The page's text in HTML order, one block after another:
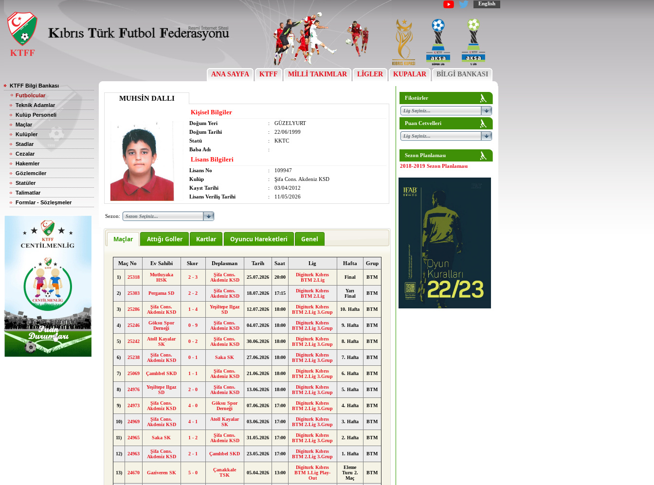
English
ANA SAYFA KTFF MİLLİ TAKIMLAR LİGLER KUPALAR BİLGİ BANKASI
KTFF Bilgi Bankası
Futbolcular
Teknik Adamlar
Kulüp Personeli
Maçlar
Kulüpler
Stadlar
Cezalar
Hakemler
Gözlemciler
Statüler
Talimatlar
Formlar - Sözleşmeler
MUHSİN DALLI
Kişisel Bilgiler
Doğum Yeri :
GÜZELYURT
Doğum Tarihi
:
22/06/1999
Statü
:
KKTC
Baba Adı
:
Lisans Bilgileri
Lisans No :
109947
Kulüp
:
Şifa Cons. Akdeniz KSD
Kayıt Tarihi
:
03/04/2012
Lisans Veriliş Tarihi
: 11/05/2026
Sezon:
Maçlar Attığı Goller Kartlar Oyuncu Hareketleri Genel
Maç No Ev Sahibi Skor Deplasman Tarih Saat Lig Hafta Grup
1) 25318
Mutluyaka
HSK
2 - 3
Şifa Cons.
Akdeniz KSD
25.07.2026 20:00
Digiturk Kıbrıs
BTM 2.Lig
Final BTM
2) 25303 Pergama SD 2 - 2
Şifa Cons.
Akdeniz KSD
18.07.2026 17:15
Digiturk Kıbrıs
BTM 2.Lig
Yarı
Final
BTM
3) 25286
Şifa Cons.
Akdeniz KSD
1 - 4
Yeşiltepe Ilgaz
SD
12.07.2026 18:00
Digiturk Kıbrıs
BTM 2.Lig 3.Grup
10. Hafta BTM
4) 25246
Göksu Spor
Derneği
0 - 9
Şifa Cons.
Akdeniz KSD
04.07.2026 18:00
Digiturk Kıbrıs
BTM 2.Lig 3.Grup
9. Hafta BTM
5) 25242
Atoll Kayalar
SK
0 - 2
Şifa Cons.
Akdeniz KSD
30.06.2026 18:00
Digiturk Kıbrıs
BTM 2.Lig 3.Grup
8. Hafta BTM
6) 25238
Şifa Cons.
Akdeniz KSD
0 - 1 Saka SK 27.06.2026 18:00
Digiturk Kıbrıs
BTM 2.Lig 3.Grup
7. Hafta BTM
7) 25069 Çamlıbel SKD 1 - 1
Şifa Cons.
Akdeniz KSD
21.06.2026 18:00
Digiturk Kıbrıs
BTM 2.Lig 3.Grup
6. Hafta BTM
8) 24976
Yeşiltepe Ilgaz
SD
2 - 0
Şifa Cons.
Akdeniz KSD
13.06.2026 18:00
Digiturk Kıbrıs
BTM 2.Lig 3.Grup
5. Hafta BTM
9) 24973
Şifa Cons.
Akdeniz KSD
4 - 0
Göksu Spor
Derneği
07.06.2026 17:00
Digiturk Kıbrıs
BTM 2.Lig 3.Grup
4. Hafta BTM
10) 24969
Şifa Cons.
Akdeniz KSD
4 - 1
Atoll Kayalar
SK
03.06.2026 17:00
Digiturk Kıbrıs
BTM 2.Lig 3.Grup
3. Hafta BTM
11) 24965 Saka SK 1 - 2
Şifa Cons.
Akdeniz KSD
31.05.2026 17:00
Digiturk Kıbrıs
BTM 2.Lig 3.Grup
2. Hafta BTM
12) 24963
Şifa Cons.
Akdeniz KSD
2 - 1 Çamlıbel SKD 23.05.2026 17:00
Digiturk Kıbrıs
BTM 2.Lig 3.Grup
1. Hafta BTM
13) 24670 Gaziveren SK 5 - 0
Çanakkale
TSK
05.04.2026 13:00
Digiturk Kıbrıs
BTM 1.Lig Play-
Out
Eleme
Turu 2.
Maç
BTM
Fikstürler
Puan Cetvelleri
Sezon Planlaması
2018-2019 Sezon Planlaması